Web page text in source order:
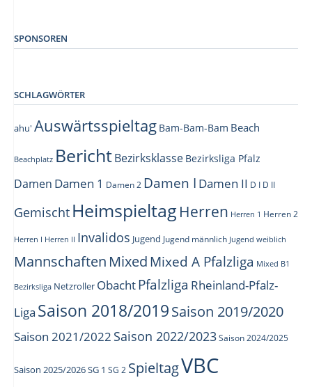
SPONSOREN
SCHLAGWÖRTER
ahu' Auswärtsspieltag Bam-Bam-Bam Beach
Beachplatz BerichtBezirksklasse Bezirksliga Pfalz
Damen Damen 1 Damen 2 Damen I Damen II D I D II
Gemischt Heimspieltag Herren Herren 1 Herren 2
Herren I Herren II Invalidos Jugend Jugend männlich Jugend weiblich
Mannschaften MixedMixed A Pfalzliga Mixed B1
Bezirksliga Netzroller ObachtPfalzliga Rheinland-Pfalz-
Liga Saison 2018/2019Saison 2019/2020
Saison 2021/2022 Saison 2022/2023 Saison 2024/2025
Saison 2025/2026SG 1 SG 2 SpieltagVBC